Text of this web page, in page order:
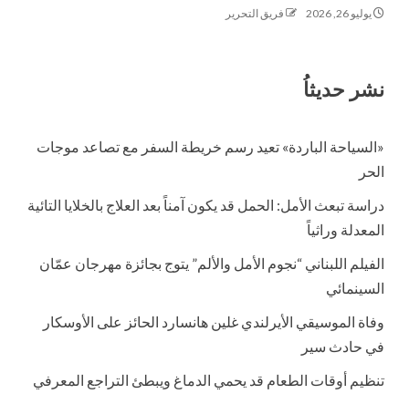
يوليو 26, 2026 فريق التحرير
نشر حديثاُ
«السياحة الباردة» تعيد رسم خريطة السفر مع تصاعد موجات
الحر
دراسة تبعث الأمل: الحمل قد يكون آمناً بعد العلاج بالخلايا التائية
المعدلة وراثياً
الفيلم اللبناني “نجوم الأمل والألم” يتوج بجائزة مهرجان عمّان
السينمائي
وفاة الموسيقي الأيرلندي غلين هانسارد الحائز على الأوسكار
في حادث سير
تنظيم أوقات الطعام قد يحمي الدماغ ويبطئ التراجع المعرفي